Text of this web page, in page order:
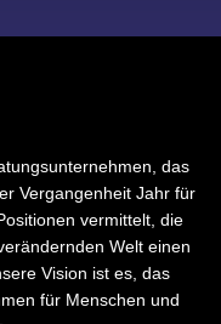
das
Vergangenheit Jahr für
vermittelt, die
Welt einen
Vision ist es, das
für Menschen und